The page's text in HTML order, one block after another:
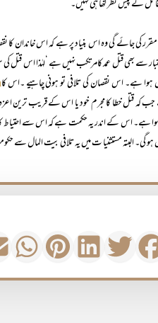
کے پیش نظر تھا ہی نہیں۔
کی جائے گی وہ اس بنیاد پر ہے کہ اس خاندان کا
سے بھی قتل عمد کامرتکب نہیں ہے ‘لہٰذا اس
ہوا ہے۔ اس نقصان کی تلافی تو ہونی چاہیے ۔اس کا
قتل خطا کا مجرم خود یا اس کے قریب ترین
ہے۔ اس کے اندر یہ حکمت ہے کہ اس سے احتیاط
ہو گی۔ البتہ مستثنیا ت میں یہ تلافی بیت المال سے